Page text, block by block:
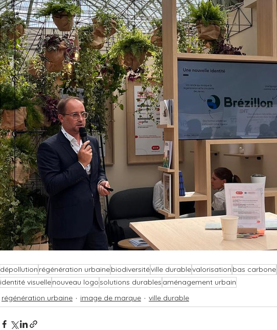
dépollution régénération urbainebiodiversitéville durablevalorisation bas carbone
identité visuellenouveau logosolutions durables aménagement urbain
régénération urbaine
image de marque ville durable